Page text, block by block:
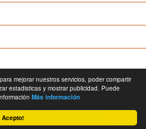
Acepto!
mejorar nuestros servicios, poder compartir
estadisticas y mostrar publicidad. Puede
Más información
de Privacidad